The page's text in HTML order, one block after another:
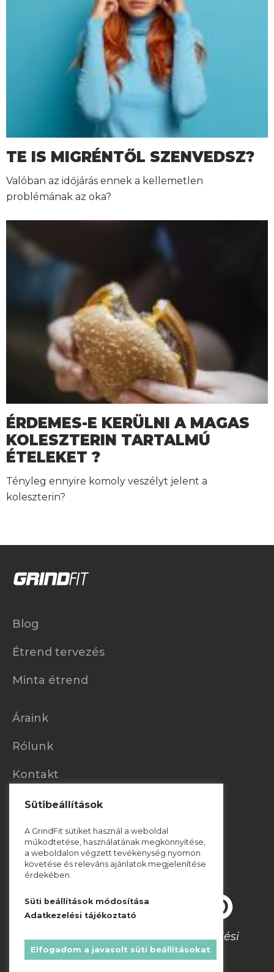
TE IS MIGRÉNTŐL SZENVEDSZ?
Valóban az időjárás ennek a kellemetlen
problémának az oka?
ÉRDEMES-E KERÜLNI A MAGAS
KOLESZTERIN TARTALMÚ
ÉTELEKET ?
Tényleg ennyire komoly veszélyt jelent a
koleszterin?
Blog
Étrend tervezés
Minta étrend
Áraink
Rólunk
Kontakt
Konzultáljunk!
hello@grindfit.hu
+36 20 / 956 96 35
© 2021 Grindfit | Minden jog fenntartva.Adatkezelési
tájékoztató| Cookie információk |ÁSZF
Sütibeállítások
A GrindFit sütiket használ a weboldal
működtetése, használatának megkönnyítése,
a weboldalon végzett tevékenység nyomon
követése és releváns ajánlatok megjelenítése
érdekében.
Süti beállítások módosítása
Adatkezelési tájékoztató
Elfogadom a javasolt süti beállításokat